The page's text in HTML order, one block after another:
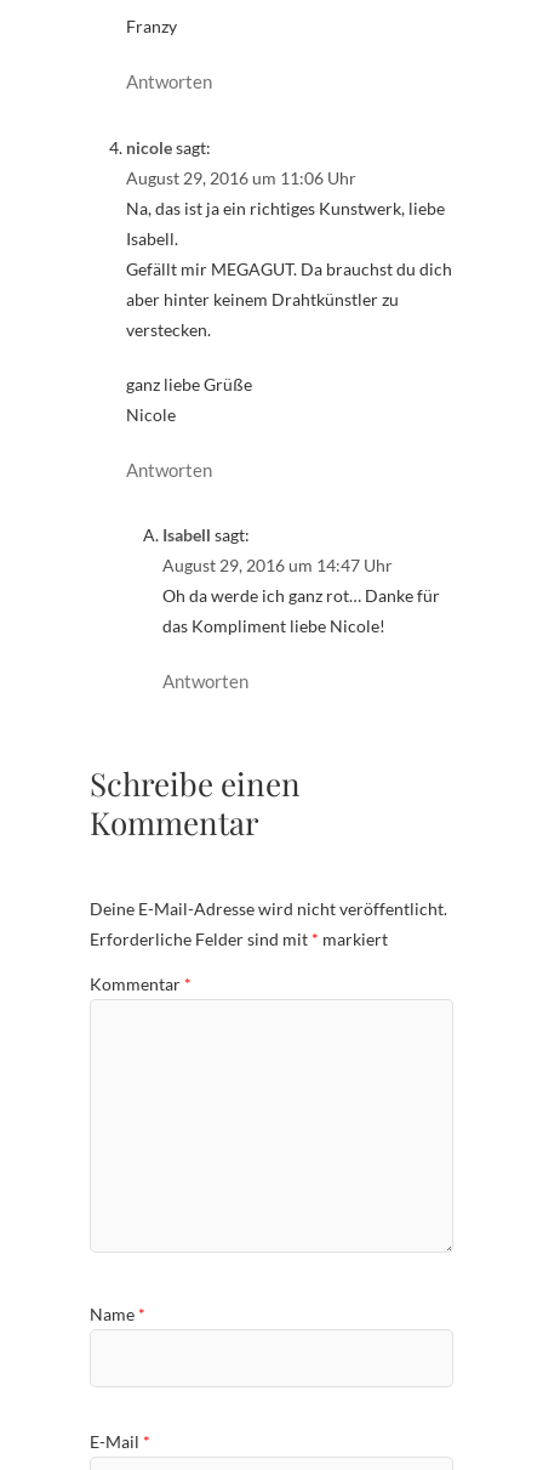
Franzy
Antworten
nicolesagt:
August 29, 2016 um 11:06 Uhr
Na, das ist ja ein richtiges Kunstwerk, liebe
Isabell.
Gefällt mir MEGAGUT. Da brauchst du dich
aber hinter keinem Drahtkünstler zu
verstecken.
ganz liebe Grüße
Nicole
Antworten
Isabell sagt:
August 29, 2016 um 14:47 Uhr
Oh da werde ich ganz rot… Danke für
das Kompliment liebe Nicole!
Antworten
Schreibe einen
Kommentar
Deine E-Mail-Adresse wird nicht veröffentlicht.
Erforderliche Felder sind mit * markiert
Kommentar *
Name *
E-Mail *